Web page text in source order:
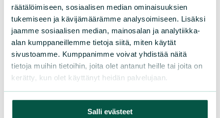
räätälöimiseen, sosiaalisen median ominaisuuksien
tukemiseen ja kävijämäärämme analysoimiseen. Lisäksi
jaamme sosiaalisen median, mainosalan ja analytiikka-
alan kumppaneillemme tietoja siitä, miten käytät
sivustoamme. Kumppanimme voivat yhdistää näitä
tietoja muihin tietoihin, joita olet antanut heille tai joita on
kerätty, kun olet käyttänyt heidän palvelujaan.
Salli evästeet